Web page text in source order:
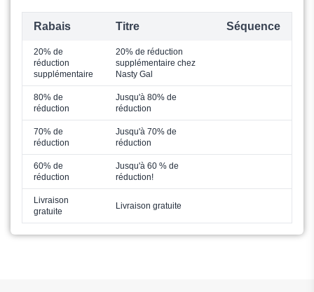
Rabais Titre Séquence
20% de
réduction
supplémentaire
20% de réduction
supplémentaire chez
Nasty Gal
80% de
réduction
Jusqu'à 80% de
réduction
70% de
réduction
Jusqu'à 70% de
réduction
60% de
réduction
Jusqu'à 60 % de
réduction!
Livraison
gratuite
Livraison gratuite